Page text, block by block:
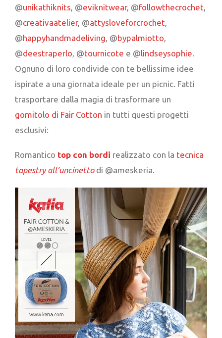
@unikathiknits, @eviknitwear, @followthecrochet,
@creativaatelier, @attysloveforcrochet,
@happyhandmadeliving, @bypalmiotto,
@deestraperlo, @tournicote e @lindseysophie.
Ognuno di loro condivide con te bellissime idee
ispirate a una giornata ideale per un picnic. Fatti
trasportare dalla magia di trasformare un
gomitolo di Fair Cotton in tutti questi progetti
esclusivi:
Romantico top con bordi realizzato con la tecnica
tapestry all’uncinettodi @ameskeria.